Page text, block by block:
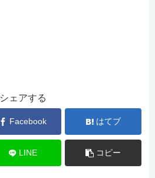
シェアする
Facebook はてブ
LINE コピー